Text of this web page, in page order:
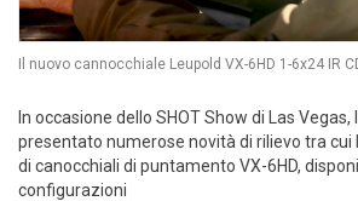
Il nuovo cannocchiale Leupold VX-6HD 1-6x24 IR
In occasione dello SHOT Show di Las Vegas,
presentato numerose novità di rilievo tra
di canocchiali di puntamento VX-6HD,
configurazioni